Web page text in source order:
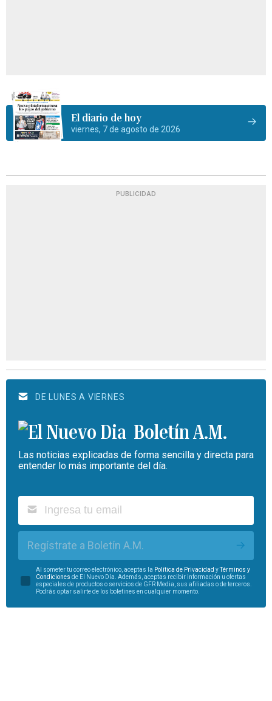
El diario de hoy
viernes, 7 de agosto de 2026
PUBLICIDAD
DE LUNES A VIERNES
Boletín A.M.
Las noticias explicadas de forma sencilla y directa para
entender lo más importante del día.
Regístrate a Boletín A.M.
Al someter tu correo electrónico, aceptas la Política de Privacidad yTérminos y
Condiciones de El Nuevo Día. Además, aceptas recibir información u ofertas
especiales de productos o servicios de GFR Media, sus afiliadas o de terceros.
Podrás optar salirte de los boletines en cualquier momento.